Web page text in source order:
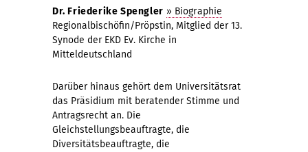
Dr. Friederike Spengler » Biographie
Regionalbischöfin/Pröpstin, Mitglied der 13.
Synode der EKD Ev. Kirche in
Mitteldeutschland
Darüber hinaus gehört dem Universitätsrat
das Präsidium mit beratender Stimme und
Antragsrecht an. Die
Gleichstellungsbeauftragte, die
Diversitätsbeauftragte, die